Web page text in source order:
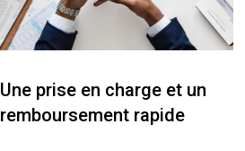
Une prise en charge et un
remboursement rapide